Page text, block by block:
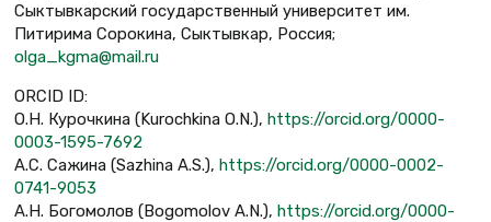
Сыктывкарский государственный университет им.
Питирима Сорокина, Сыктывкар, Россия;
olga_kgma@mail.ru
ORCID ID:
О.Н. Курочкина (Kurochkina O.N.), https://orcid.org/0000-
0003-1595-7692
А.С. Сажина (Sazhina A.S.), https://orcid.org/0000-0002-
0741-9053
А.Н. Богомолов (Bogomolov A.N.), https://orcid.org/0000-